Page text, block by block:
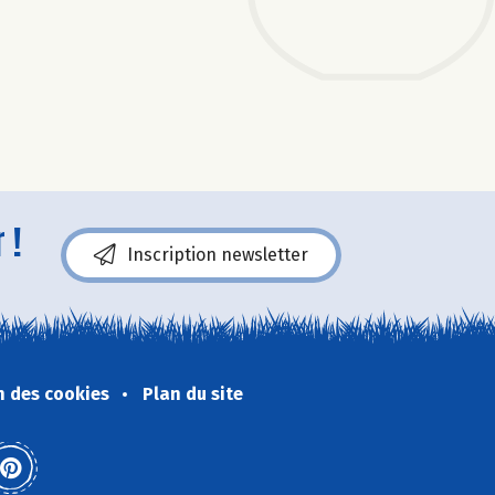
! Inscription newsletter
des cookies Plan du site